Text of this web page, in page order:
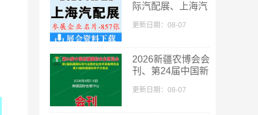
际汽配展、上海汽
【857张】
更新日期：08-07
​2026新疆农博会会
刊、第24届中国新
会刊
更新日期：08-07